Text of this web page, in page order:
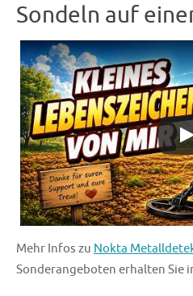
Sondeln auf
Mehr Infos zu Nokta
Sonderangeboten erhalten Sie